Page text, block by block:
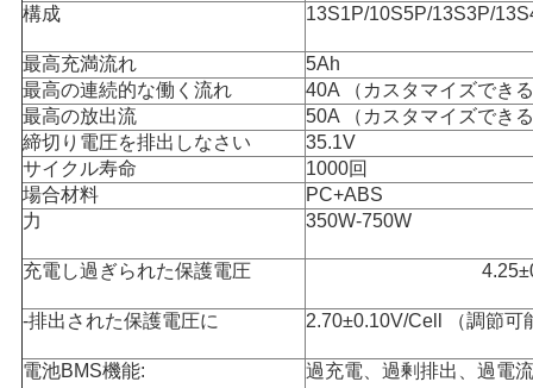
PRIVACY
POLICY
構成
13S1P/10S5P/13S3P/
最高充満流れ
5Ah
最高の連続的な働く流れ
40A （カスタマイズでき
最高の放出流
50A （カスタマイズでき
締切り電圧を排出しなさい
35.1V
サイクル寿命
1000回
場合材料
PC+ABS
力
350W-750W
充電し過ぎられた保護電圧
-排出された保護電圧に 2.70±0.10V/Cell （調節可
電池BMS機能: 過充電、過剰排出、過電